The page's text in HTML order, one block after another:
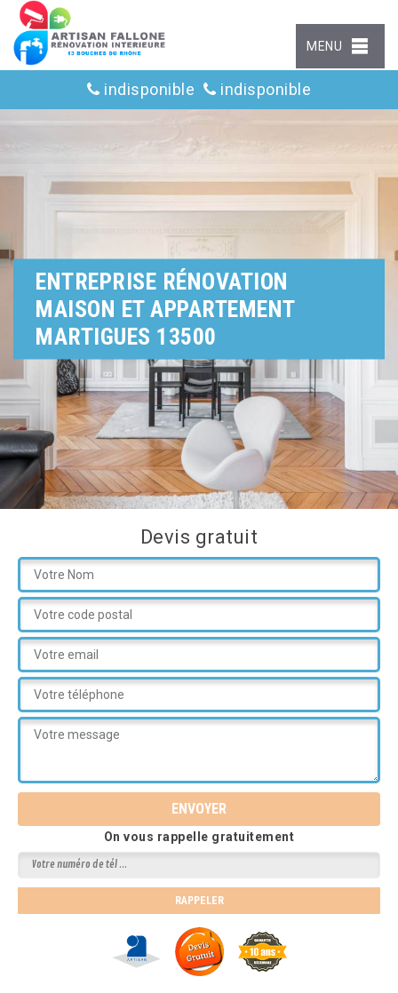
MENU
indisponible indisponible
ENTREPRISE RÉNOVATION
MAISON ET APPARTEMENT
MARTIGUES 13500
Devis gratuit
On vous rappelle gratuitement